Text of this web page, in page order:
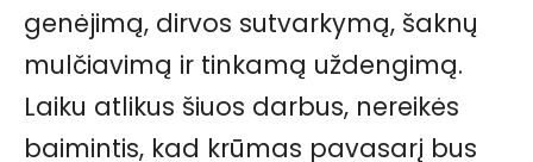
genėjimą, dirvos sutvarkymą, šaknų
mulčiavimą ir tinkamą uždengimą.
Laiku atlikus šiuos darbus, nereikės
baimintis, kad krūmas pavasarį bus